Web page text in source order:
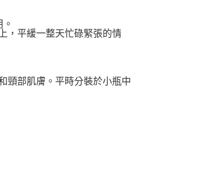
)免運費
，平緩一整天忙碌緊張的情
頸部肌膚。平時分裝於小瓶中